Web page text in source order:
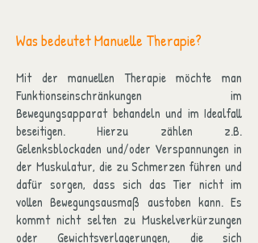
Was bedeutet Manuelle Therapie?
Mit der manuellen Therapie möchte man
Funktionseinschränkungen im
Bewegungsapparat behandeln und im Idealfall
beseitigen. Hierzu zählen z.B.
Gelenksblockaden und/oder Verspannungen in
der Muskulatur, die zu Schmerzen führen und
dafür sorgen, dass sich das Tier nicht im
vollen Bewegungsausmaß austoben kann. Es
kommt nicht selten zu Muskelverkürzungen
oder Gewichtsverlagerungen, die sich